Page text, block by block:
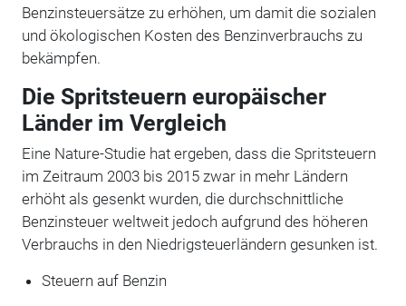
Benzinsteuersätze zu erhöhen, um damit die sozialen
und ökologischen Kosten des Benzinverbrauchs zu
bekämpfen.
Die Spritsteuern europäischer
Länder im Vergleich
Eine Nature-Studie hat ergeben, dass die Spritsteuern
im Zeitraum 2003 bis 2015 zwar in mehr Ländern
erhöht als gesenkt wurden, die durchschnittliche
Benzinsteuer weltweit jedoch aufgrund des höheren
Verbrauchs in den Niedrigsteuerländern gesunken ist.
Steuern auf Benzin